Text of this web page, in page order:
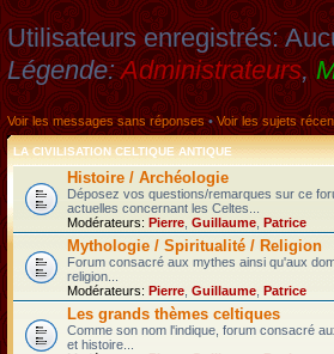
Utilisateurs enregistrés:
Légende:Administrateurs,
Voir les messages sans réponses•Voir les sujets
LA CIVILISATION CELTIQUE ANTIQUE
Histoire / Archéologie
Déposez vos questions/remarques sur ce
actuelles concernant les Celtes...
Modérateurs: Pierre Guillaume Patrice
Mythologie / Spiritualité / Religion
Forum consacré aux mythes ainsi qu'aux
religion...
Modérateurs: Pierre Guillaume Patrice
Les grands thèmes celtiques
Comme son nom l'indique, forum consacré
et histoire...